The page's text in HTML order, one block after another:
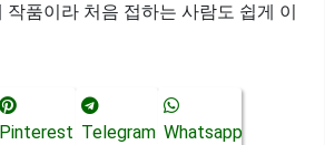
작품이라 처음 접하는 사람도 쉽게 이
Pinterest Telegram Whatsapp